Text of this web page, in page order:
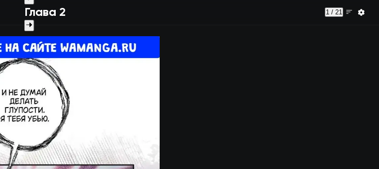
Глава 2 1 / 21